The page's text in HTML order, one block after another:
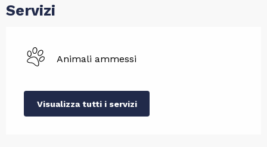
Servizi
Animali ammessi
Visualizza tutti i servizi